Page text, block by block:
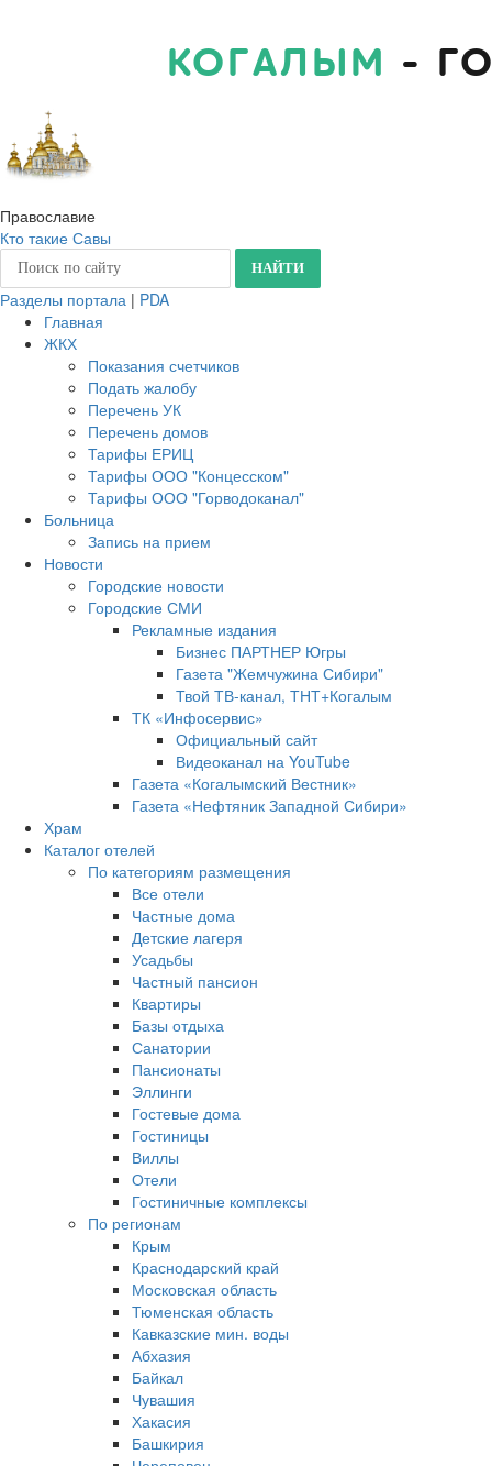
КОГАЛЫМ -
Православие
Кто такие Савы
Разделы портала | PDA
Главная
ЖКХ
Показания счетчиков
Подать жалобу
Перечень УК
Перечень домов
Тарифы ЕРИЦ
Тарифы ООО "Концесском"
Тарифы ООО "Горводоканал"
Больница
Запись на прием
Новости
Городские новости
Городские СМИ
Рекламные издания
Бизнес ПАРТНЕР Югры
Газета "Жемчужина Сибири"
Твой ТВ-канал, ТНТ+Когалым
ТК «Инфосервис»
Официальный сайт
Видеоканал на YouTube
Газета «Когалымский Вестник»
Газета «Нефтяник Западной Сибири»
Храм
Каталог отелей
По категориям размещения
Все отели
Частные дома
Детские лагеря
Усадьбы
Частный пансион
Квартиры
Базы отдыха
Санатории
Пансионаты
Эллинги
Гостевые дома
Гостиницы
Виллы
Отели
Гостиничные комплексы
По регионам
Крым
Краснодарский край
Московская область
Тюменская область
Кавказские мин. воды
Абхазия
Байкал
Чувашия
Хакасия
Башкирия